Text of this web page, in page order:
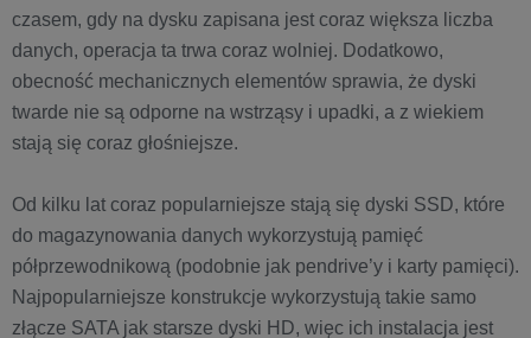
czasem, gdy na dysku zapisana jest coraz większa liczba
danych, operacja ta trwa coraz wolniej. Dodatkowo,
obecność mechanicznych elementów sprawia, że dyski
twarde nie są odporne na wstrząsy i upadki, a z wiekiem
stają się coraz głośniejsze.
Od kilku lat coraz popularniejsze stają się dyski SSD, które
do magazynowania danych wykorzystują pamięć
półprzewodnikową (podobnie jak pendrive’y i karty pamięci).
Najpopularniejsze konstrukcje wykorzystują takie samo
złącze SATA jak starsze dyski HD, więc ich instalacja jest